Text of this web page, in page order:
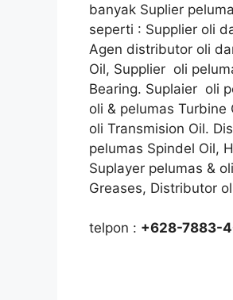
banyak Suplier
seperti : Supplier oli
Agen distributor oli
Oil, Supplier oli
Bearing. Suplaier oli
oli & pelumas
oli Transmision Oil.
pelumas Spindel Oil,
Suplayer pelumas &
Greases, Distributor
telpon : +628-7883-